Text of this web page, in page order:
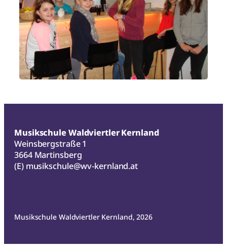
Musikschule Waldviertler Kernland
Weinsbergstraße 1
3664 Martinsberg
(E) musikschule@wv-kernland.at
Musikschule Waldviertler Kernland, 2026